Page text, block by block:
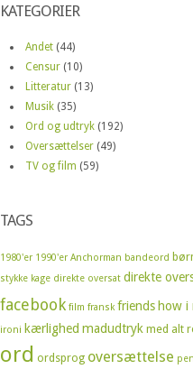
KATEGORIER
Andet (44)
Censur (10)
Litteratur (13)
Musik (35)
Ord og udtryk (192)
Oversættelser (49)
TV og film (59)
TAGS
1980'er 1990'er Anchorman bandeord
stykke kage direkte oversat direkte
facebook film fransk friends how i
ironi kærlighed madudtryk med alt
ord ordsprog oversættelse